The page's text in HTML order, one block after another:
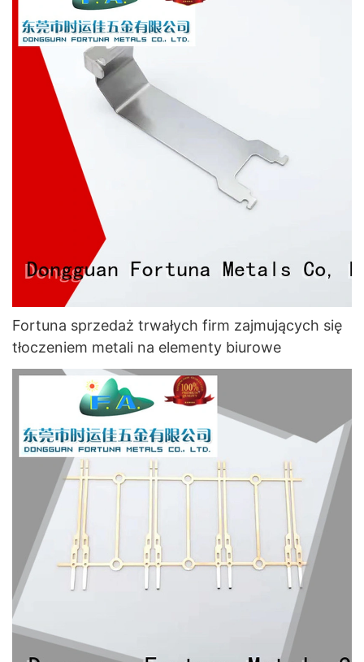
Fortuna sprzedaż trwałych firm zajmujących się
tłoczeniem metali na elementy biurowe